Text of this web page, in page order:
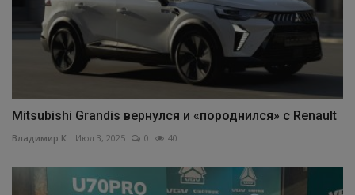
Mitsubishi Grandis вернулся и «породнился» с Renault
Владимир К. Июл 3, 2025 0 40